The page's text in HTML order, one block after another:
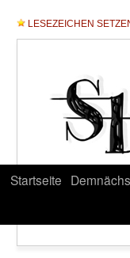
LESEZEICHEN
Startseite